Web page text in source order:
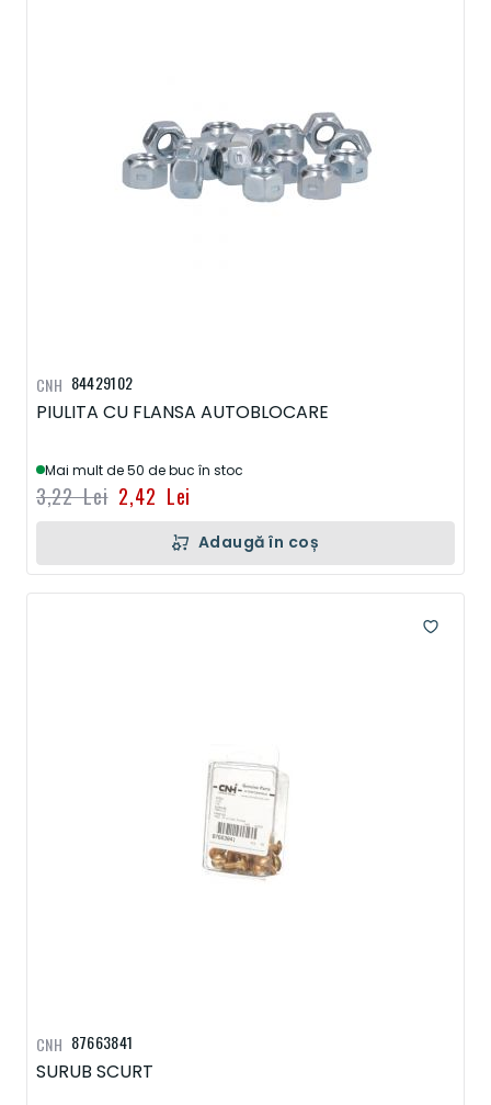
84429102
PIULITA CU FLANSA AUTOBLOCARE
Mai mult de 50 de buc în stoc
2,42 Lei
3,22 Lei
CNH
Adaugă în coș
87663841
SURUB SCURT
CNH